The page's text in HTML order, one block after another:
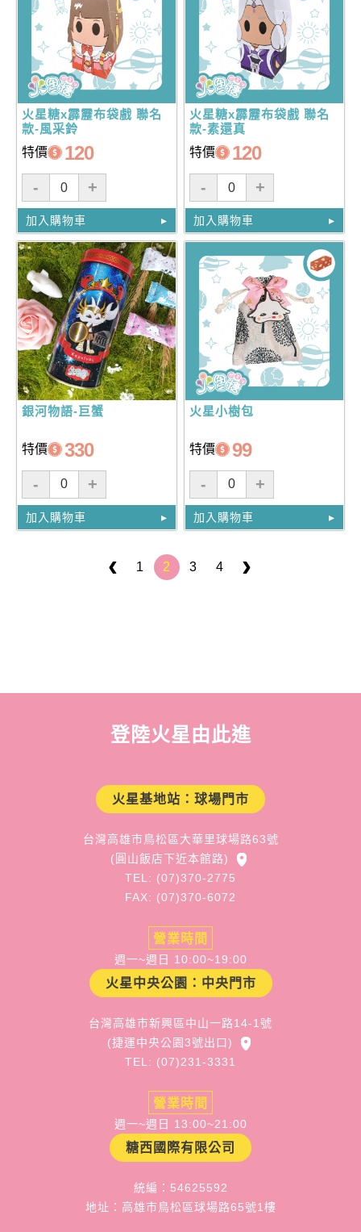
火星糖x霹靂布袋戲 聯名
款-風采鈴
特價
120
- +
加入購物車
火星糖x霹靂布袋戲 聯名
款-素還真
特價
120
- +
加入購物車
銀河物語-巨蟹
特價 330
- +
加入購物車
火星小樹包
特價 99
- +
加入購物車
1 2 3 4
登陸火星由此進
火星基地站：球場門市
台灣高雄市鳥松區大華里球場路63號
(圓山飯店下近本館路)
TEL: (07)370-2775
FAX: (07)370-6072
營業時間
週一~週日 10:00~19:00
火星中央公園：中央門市
台灣高雄市新興區中山一路14-1號
(捷運中央公園3號出口)
TEL: (07)231-3331
營業時間
週一~週日 13:00~21:00
糖西國際有限公司
統編：54625592
地址：高雄市鳥松區球場路65號1樓